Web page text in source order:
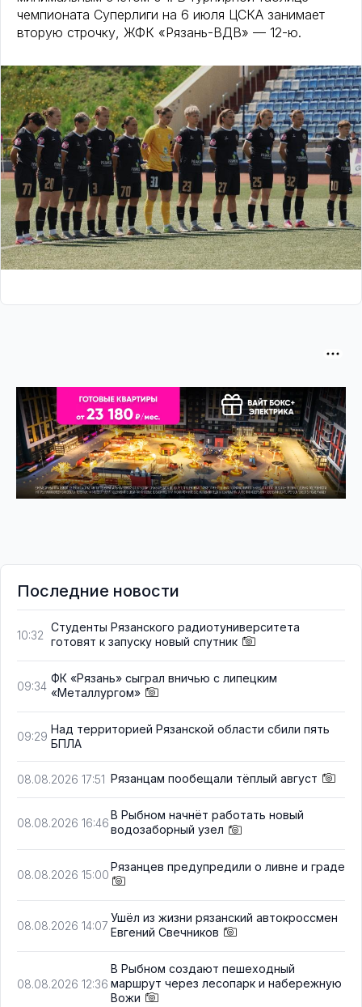
чемпионата Суперлиги на 6 июля ЦСКА занимает
вторую строчку, ЖФК «Рязань-ВДВ» — 12-ю.
Последние новости
10:32
Студенты Рязанского радиотуниверситета
готовят к запуску новый спутник
09:34
ФК «Рязань» сыграл вничью с липецким
«Металлургом»
09:29
Над территорией Рязанской области сбили пять
БПЛА
08.08.2026 17:51 Рязанцам пообещали тёплый август
08.08.2026 16:46
В Рыбном начнёт работать новый
водозаборный узел
08.08.2026 15:00
Рязанцев предупредили о ливне и граде
08.08.2026 14:07
Ушёл из жизни рязанский автокроссмен
Евгений Свечников
08.08.2026 12:36
В Рыбном создают пешеходный
маршрут через лесопарк и набережную
Вожи